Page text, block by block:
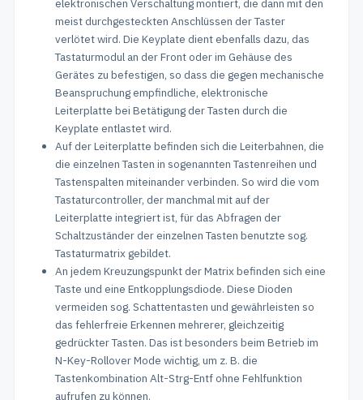
elektronischen Verschaltung montiert, die dann mit den
meist durchgesteckten Anschlüssen der Taster
verlötet wird. Die Keyplate dient ebenfalls dazu, das
Tastaturmodul an der Front oder im Gehäuse des
Gerätes zu befestigen, so dass die gegen mechanische
Beanspruchung empfindliche, elektronische
Leiterplatte bei Betätigung der Tasten durch die
Keyplate entlastet wird.
Auf der Leiterplatte befinden sich die Leiterbahnen, die
die einzelnen Tasten in sogenannten Tastenreihen und
Tastenspalten miteinander verbinden. So wird die vom
Tastaturcontroller, der manchmal mit auf der
Leiterplatte integriert ist, für das Abfragen der
Schaltzuständer der einzelnen Tasten benutzte sog.
Tastaturmatrix gebildet.
An jedem Kreuzungspunkt der Matrix befinden sich eine
Taste und eine Entkopplungsdiode. Diese Dioden
vermeiden sog. Schattentasten und gewährleisten so
das fehlerfreie Erkennen mehrerer, gleichzeitig
gedrückter Tasten. Das ist besonders beim Betrieb im
N-Key-Rollover Mode wichtig, um z. B. die
Tastenkombination Alt-Strg-Entf ohne Fehlfunktion
aufrufen zu können.